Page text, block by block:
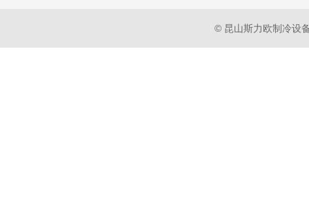
© 昆山斯力欧制冷设